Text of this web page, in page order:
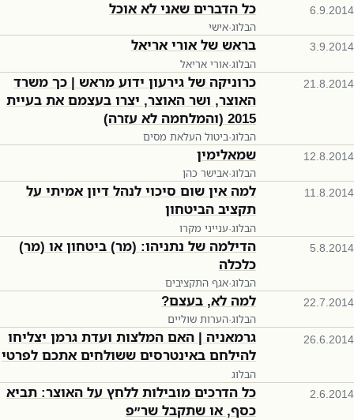
6.9.2014 כל הדברים שאני לא אוכל
הבלוג·אישי
3.9.2014 בראש של אורי אריאל
הבלוג·אורי אריאל
21.8.2014
כרוניקה של גירעון ידוע מראש | כך משרד
האוצר, ושר האוצר, יצרו בעצמם את בעיית
2015 (והמלחמה לא עזרה)
הבלוג·ביטול העלאת מסים
12.8.2014 שמאלימין
הבלוג·אבישר כהן
11.8.2014
למה אין שום סיכוי לנהל דיון אמיתי על
תקציב הביטחון
הבלוג·ענייני מקרו
5.8.2014
הדילמה של נתניהו: (מר) ביטחון או (מר)
כלכלה
הבלוג·אגף התקציבים
22.7.2014 למה לא, בעצם?
הבלוג·הערות שוליים
26.6.2014
גרמאניה | האם המלצות ועדת גרמן יצליחו
להילחם באינטרסים ששולחים אתכם לפרטי
הבלוג
2.6.2014
כל הדרכים מובילות ללחץ על האוצר: תביא
כסף, או שתקבל שר״פ